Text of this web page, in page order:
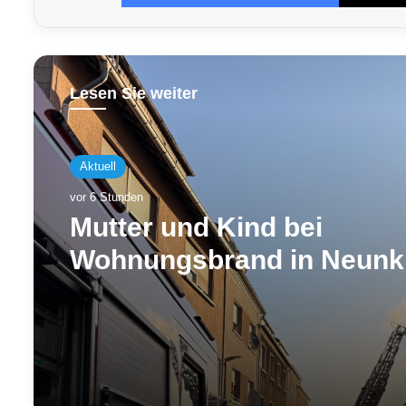
Lesen Sie weiter
Aktuell
vor 6 Stunden
Mutter und Kind bei
Wohnungsbrand in
über Drehleiter gerettet